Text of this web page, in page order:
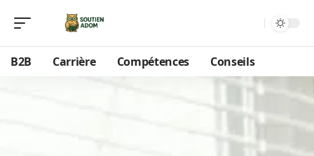
B2B Carrière Compétences Conseils